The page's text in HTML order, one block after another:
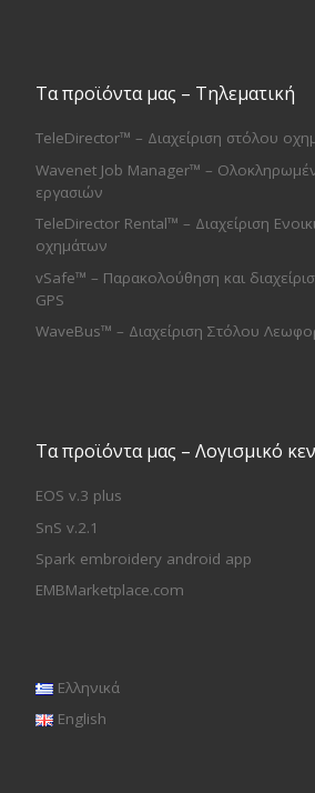
Τα προϊόντα μας – Τηλεματική
TeleDirector™ – Διαχείριση στόλου
Wavenet Job Manager™ –
εργασιών
TeleDirector Rental™ – Διαχείριση
οχημάτων
vSafe™ – Παρακολούθηση και
GPS
WaveBus™ – Διαχείριση Στόλου
Τα προϊόντα μας – Λογισμικό
EOS v.3 plus
SnS v.2.1
Spark embroidery android app
EMBMarketplace.com
Ελληνικά
English